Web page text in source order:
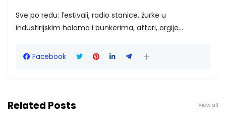
Sve po redu: festivali, radio stanice, žurke u
industirijskim halama i bunkerima, afteri, orgije...
Facebook
Related Posts View all